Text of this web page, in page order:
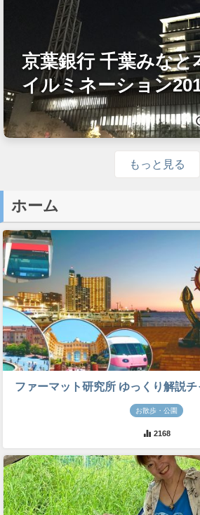
京葉銀行 千葉みなと
イルミネーション
もっと見る
ホーム
ファーマット研究所 ゆっくり解説
お散歩・公園
2168